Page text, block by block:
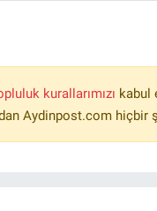
kurallarımızı kabul
Aydinpost.com